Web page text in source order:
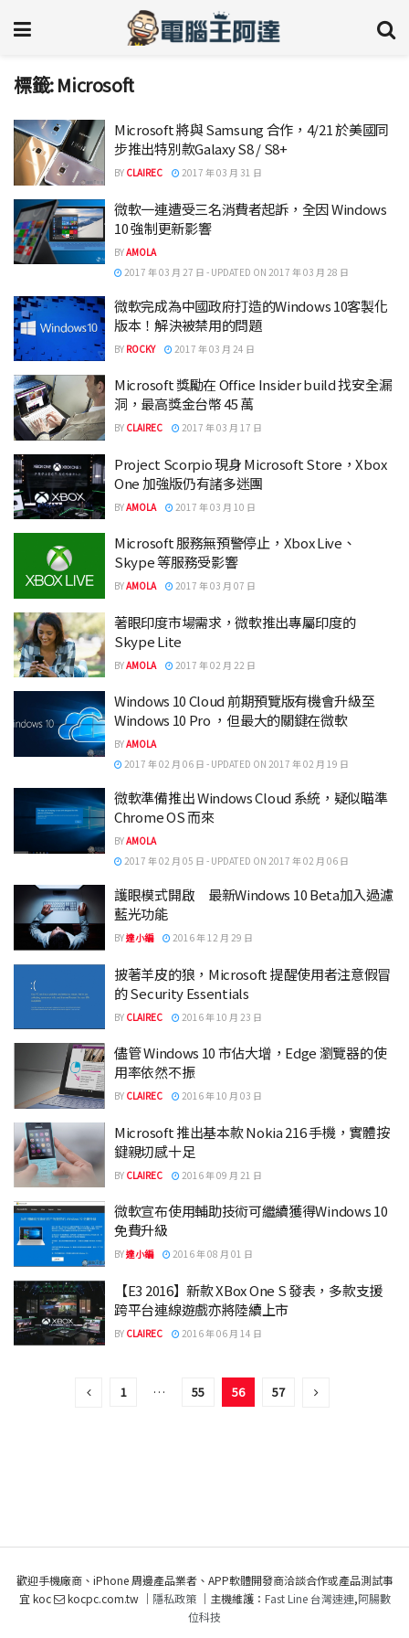
標籤:Microsoft
Microsoft 將與 Samsung 合作，4/21 於美國同
步推出特別款Galaxy S8 / S8+
BY CLAIREC 2017 年 03 月 31 日
微軟一連遭受三名消費者起訴，全因 Windows
10 強制更新影響
BYAMOLA
2017 年 03 月 27 日 - UPDATED ON 2017 年 03 月 28 日
微軟完成為中國政府打造的Windows 10客製化
版本！解決被禁用的問題
BY ROCKY 2017 年 03 月 24 日
Microsoft 獎勵在 Office Insider build 找安全漏
洞，最高獎金台幣 45 萬
BY CLAIREC 2017 年 03 月 17 日
Project Scorpio 現身 Microsoft Store，Xbox
One 加強版仍有諸多迷團
BYAMOLA 2017 年 03 月 10 日
Microsoft 服務無預警停止，Xbox Live、
Skype 等服務受影響
BYAMOLA 2017 年 03 月 07 日
著眼印度市場需求，微軟推出專屬印度的
Skype Lite
BYAMOLA 2017 年 02 月 22 日
Windows 10 Cloud 前期預覽版有機會升級至
Windows 10 Pro ，但最大的關鍵在微軟
BYAMOLA
2017 年 02 月 06 日 - UPDATED ON 2017 年 02 月 19 日
微軟準備推出 Windows Cloud 系統，疑似瞄準
Chrome OS 而來
BYAMOLA
2017 年 02 月 05 日 - UPDATED ON 2017 年 02 月 06 日
護眼模式開啟 最新Windows 10 Beta加入過濾
藍光功能
BY達小編 2016 年 12 月 29 日
披著羊皮的狼，Microsoft 提醒使用者注意假冒
的 Security Essentials
BY CLAIREC 2016 年 10 月 23 日
儘管 Windows 10 市佔大增，Edge 瀏覽器的使
用率依然不振
BY CLAIREC 2016 年 10 月 03 日
Microsoft 推出基本款 Nokia 216 手機，實體按
鍵親切感十足
BY CLAIREC 2016 年 09 月 21 日
微軟宣布使用輔助技術可繼續獲得Windows 10
免費升級
BY達小編 2016 年 08 月 01 日
【E3 2016】新款 XBox One S 發表，多款支援
跨平台連線遊戲亦將陸續上市
BY CLAIREC 2016 年 06 月 14 日
1 … 55 56 57
歡迎手機廠商、iPhone 周邊產品業者、APP軟體開發商洽談合作或產品測試事
宜 koc
kocpc.com.tw ｜ 隱私政策｜主機維護： Fast Line 台灣速連,阿腸數
位科技